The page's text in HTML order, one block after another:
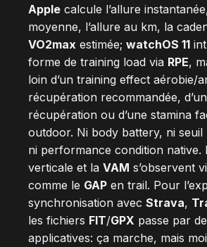
Apple calcule l’allure
moyenne, l’allure au km, la
VO2max estimée; watchOS 11
forme de training load via RPE,
loin d’un training effect aérobie/
récupération recommandée,
récupération ou d’une stamina
outdoor. Ni body battery, ni seuil
ni performance condition native.
verticale et la VAM s’observent
comme le GAP en trail. Pour
synchronisation avec Strava,
les fichiers FIT/GPX passe par
applicatives: ça marche, mais